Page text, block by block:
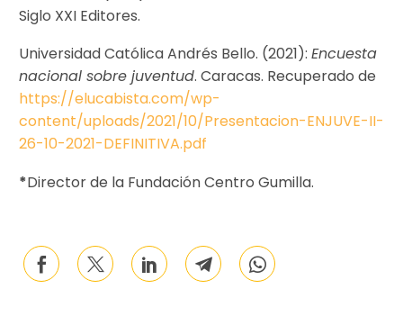
Siglo XXI Editores.
Universidad Católica Andrés Bello. (2021): Encuesta
nacional sobre juventud. Caracas. Recuperado de
https://elucabista.com/wp-
content/uploads/2021/10/Presentacion-ENJUVE-II-
26-10-2021-DEFINITIVA.pdf
*Director de la Fundación Centro Gumilla.